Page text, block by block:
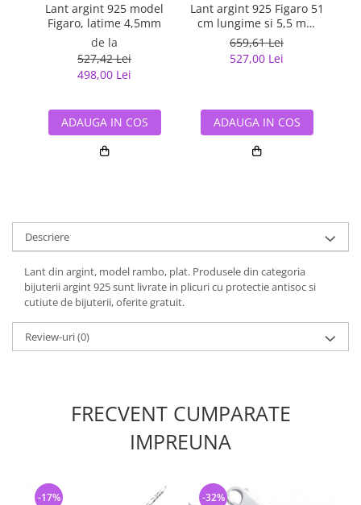
Lant argint 925 model
Figaro, latime 4,5mm
de la
527,42 Lei
498,00 Lei
ADAUGA IN COS
Lant argint 925 Figaro 51
cm lungime si 5,5 mm
latime, Classical You
LSX0202
659,61 Lei
527,00 Lei
ADAUGA IN COS
Descriere
Lant din argint, model rambo, plat. Produsele din categoria
bijuterii argint 925 sunt livrate in plicuri cu protectie antisoc si
cutiute de bijuterii, oferite gratuit.
Review-uri(0)
FRECVENT CUMPARATE
IMPREUNA
-17% -32%